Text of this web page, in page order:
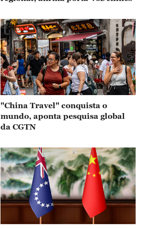
"China Travel" conquista o
mundo, aponta pesquisa global
da CGTN